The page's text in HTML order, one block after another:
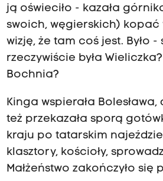
ją oświeciło - kazała
swoich, węgierskich) kopać
wizję, że tam coś jest. Było -
rzeczywiście była
Bochnia?
Kinga wspierała Bolesława,
też przekazała sporą
kraju po tatarskim
klasztory, kościoły,
Małżeństwo zakończyło się